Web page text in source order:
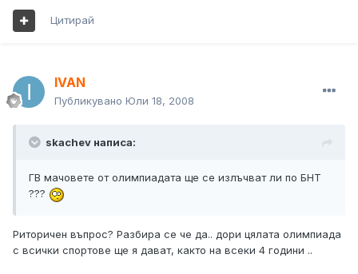
Цитирай
IVAN
Публикувано Юли 18, 2008
skachev написа:
ГВ мачовете от олимпиадата ще се излъчват ли по БНТ
???
Риторичен въпрос? Разбира се че да.. дори цялата олимпиада
с всички спортове ще я дават, както на всеки 4 години ..